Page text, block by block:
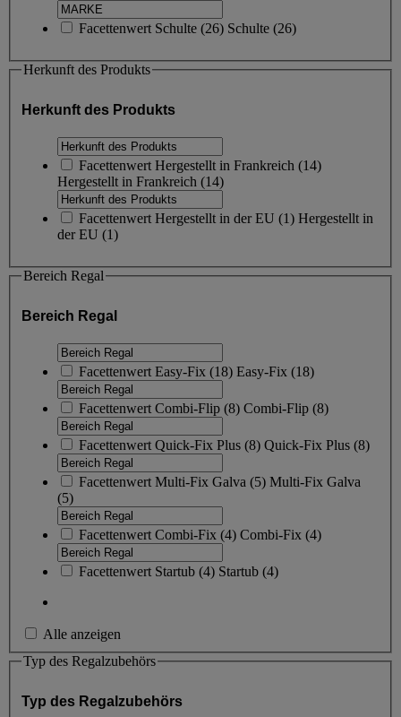
Facettenwert Schulte (26) Schulte (26)
Herkunft des Produkts
Herkunft des Produkts
Facettenwert Hergestellt in Frankreich (14)
Hergestellt in Frankreich (14)
Facettenwert Hergestellt in der EU (1) Hergestellt in
der EU (1)
Bereich Regal
Bereich Regal
Facettenwert Easy-Fix (18) Easy-Fix (18)
Facettenwert Combi-Flip (8) Combi-Flip (8)
Facettenwert Quick-Fix Plus (8) Quick-Fix Plus (8)
Facettenwert Multi-Fix Galva (5) Multi-Fix Galva
(5)
Facettenwert Combi-Fix (4) Combi-Fix (4)
Facettenwert Startub (4) Startub (4)
Alle anzeigen
Typ des Regalzubehörs
Typ des Regalzubehörs